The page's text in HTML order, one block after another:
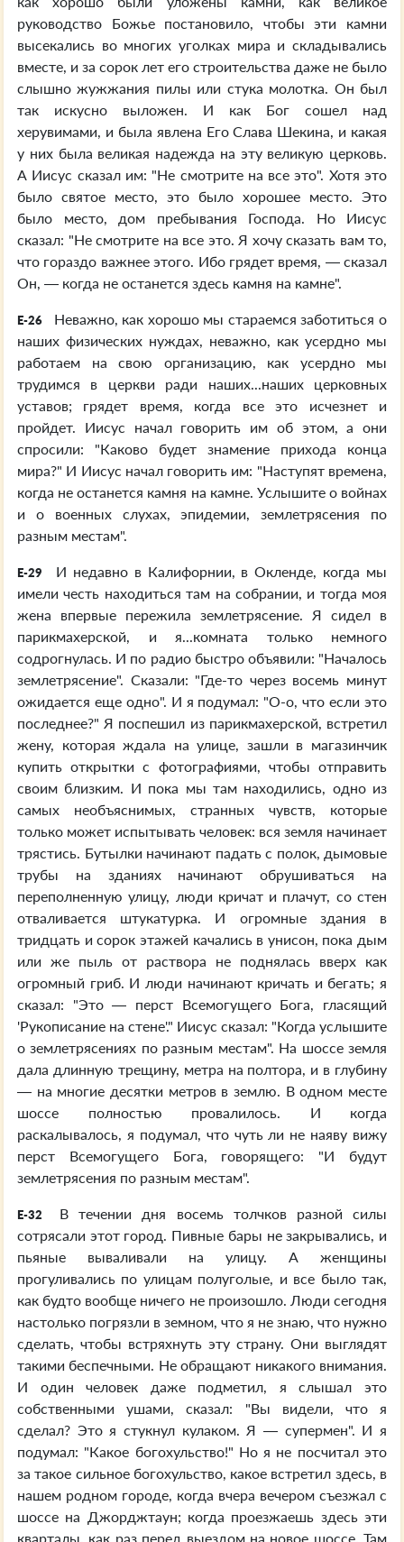
руководство Божье постановило, чтобы эти камни
высекались во многих уголках мира и складывались
вместе, и за сорок лет его строительства даже не было
слышно жужжания пилы или стука молотка. Он был
так искусно выложен. И как Бог сошел над
херувимами, и была явлена Его Слава Шекина, и какая
у них была великая надежда на эту великую церковь.
А Иисус сказал им: "Не смотрите на все это". Хотя это
было святое место, это было хорошее место. Это
было место, дом пребывания Господа. Но Иисус
сказал: "Не смотрите на все это. Я хочу сказать вам то,
что гораздо важнее этого. Ибо грядет время, — сказал
Он, — когда не останется здесь камня на камне".
E-26
Неважно, как хорошо мы стараемся заботиться о
наших физических нуждах, неважно, как усердно мы
работаем на свою организацию, как усердно мы
трудимся в церкви ради наших...наших церковных
уставов; грядет время, когда все это исчезнет и
пройдет. Иисус начал говорить им об этом, а они
спросили: "Каково будет знамение прихода конца
мира?" И Иисус начал говорить им: "Наступят времена,
когда не останется камня на камне. Услышите о войнах
и о военных слухах, эпидемии, землетрясения по
разным местам".
E-29
И недавно в Калифорнии, в Окленде, когда мы
имели честь находиться там на собрании, и тогда моя
жена впервые пережила землетрясение. Я сидел в
парикмахерской, и я...комната только немного
содрогнулась. И по радио быстро объявили: "Началось
землетрясение". Сказали: "Где-то через восемь минут
ожидается еще одно". И я подумал: "О-о, что если это
последнее?" Я поспешил из парикмахерской, встретил
жену, которая ждала на улице, зашли в магазинчик
купить открытки с фотографиями, чтобы отправить
своим близким. И пока мы там находились, одно из
самых необъяснимых, странных чувств, которые
только может испытывать человек: вся земля начинает
трястись. Бутылки начинают падать с полок, дымовые
трубы на зданиях начинают обрушиваться на
переполненную улицу, люди кричат и плачут, со стен
отваливается штукатурка. И огромные здания в
тридцать и сорок этажей качались в унисон, пока дым
или же пыль от раствора не поднялась вверх как
огромный гриб. И люди начинают кричать и бегать; я
сказал: "Это — перст Всемогущего Бога, гласящий
'Рукописание на стене'." Иисус сказал: "Когда услышите
о землетрясениях по разным местам". На шоссе земля
дала длинную трещину, метра на полтора, и в глубину
— на многие десятки метров в землю. В одном месте
шоссе полностью провалилось. И когда
раскалывалось, я подумал, что чуть ли не наяву вижу
перст Всемогущего Бога, говорящего: "И будут
землетрясения по разным местам".
E-32
В течении дня восемь толчков разной силы
сотрясали этот город. Пивные бары не закрывались, и
пьяные вываливали на улицу. А женщины
прогуливались по улицам полуголые, и все было так,
как будто вообще ничего не произошло. Люди сегодня
настолько погрязли в земном, что я не знаю, что нужно
сделать, чтобы встряхнуть эту страну. Они выглядят
такими беспечными. Не обращают никакого внимания.
И один человек даже подметил, я слышал это
собственными ушами, сказал: "Вы видели, что я
сделал? Это я стукнул кулаком. Я — супермен". И я
подумал: "Какое богохульство!" Но я не посчитал это
за такое сильное богохульство, какое встретил здесь, в
нашем родном городе, когда вчера вечером съезжал с
шоссе на Джорджтаун; когда проезжаешь здесь эти
кварталы, как раз перед выездом на новое шоссе. Там